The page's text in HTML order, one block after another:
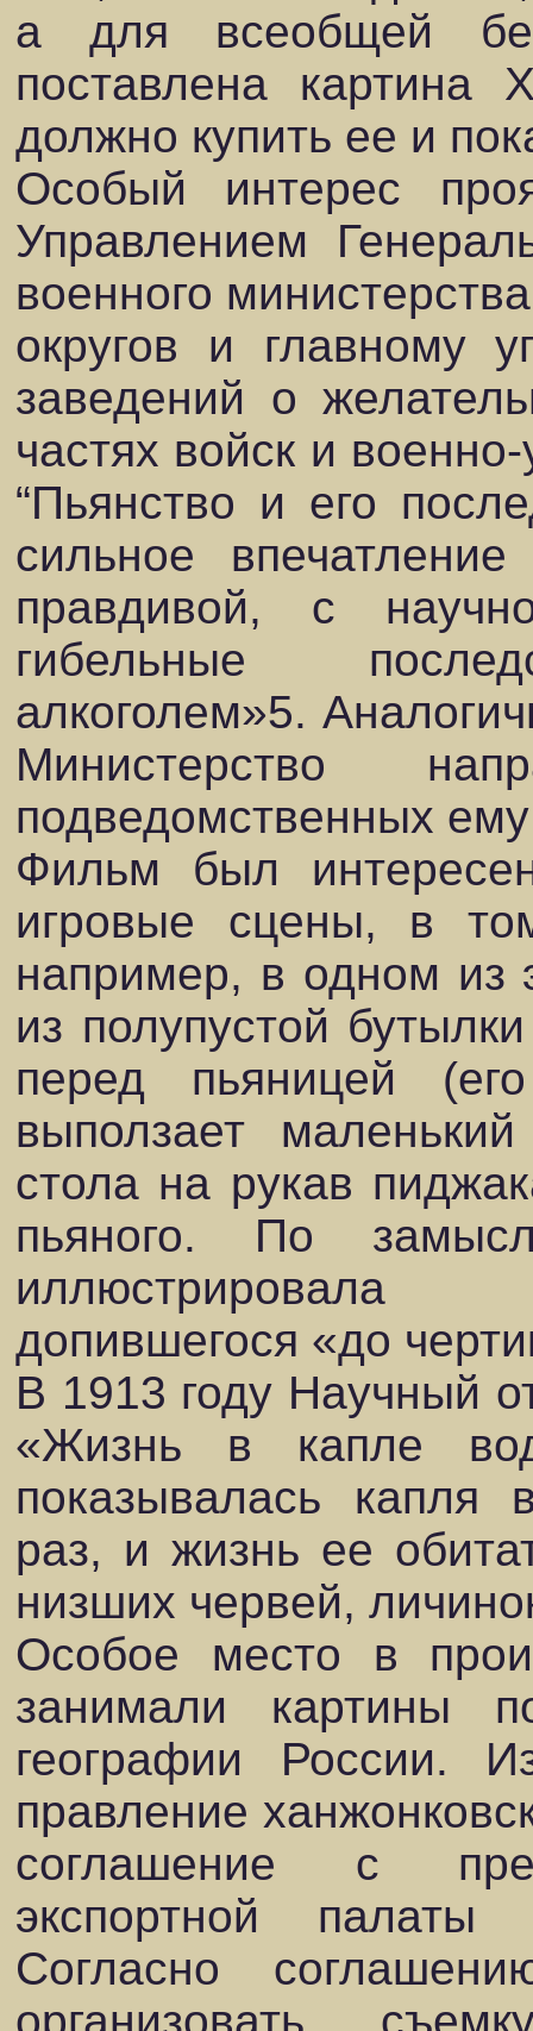
а для всеобщей
поставлена картина
должно купить ее и
Особый интерес
Управлением
военного
округов и главному
заведений о
частях войск и
“Пьянство и его
сильное
правдивой, с
гибельные
алкоголем»5.
Министерство
подведомственных
Фильм был
игровые сцены, в
например, в одном из
из полупустой
перед пьяницей
выползает
стола на рукав
пьяного. По
иллюстрировала
допившегося «до
В 1913 году Научный
«Жизнь в капле
показывалась капля
раз, и жизнь ее
низших червей,
Особое место в
занимали картины
географии России.
правление
соглашение с
экспортной
Согласно